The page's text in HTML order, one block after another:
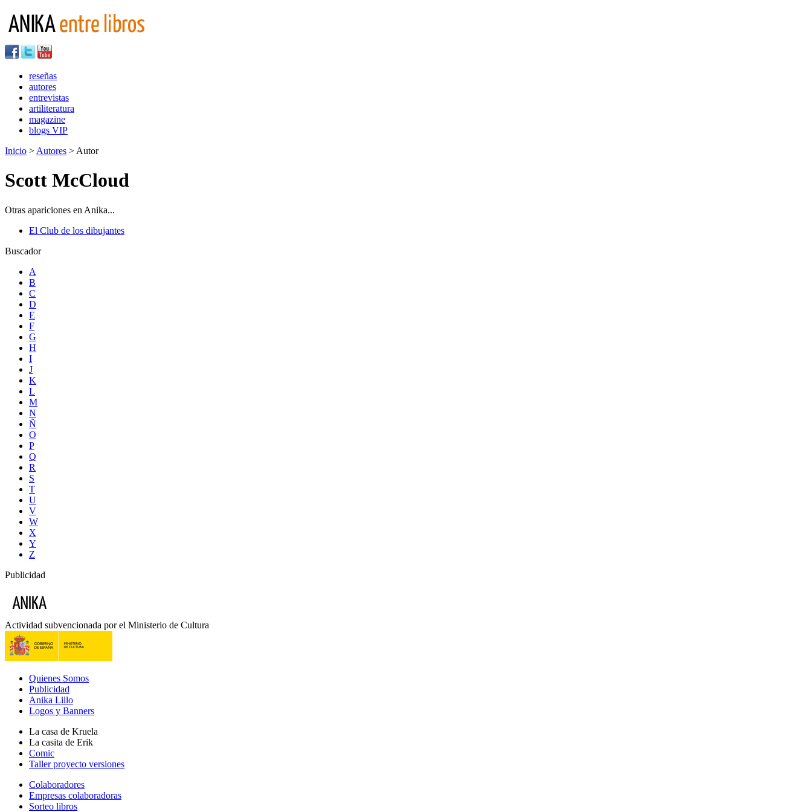
reseñas
autores
entrevistas
artiliteratura
magazine
blogs VIP
Inicio > Autores > Autor
Scott McCloud
Otras apariciones en Anika...
El Club de los dibujantes
Buscador
A
B
C
D
E
F
G
H
I
J
K
L
M
N
Ñ
O
P
Q
R
S
T
U
V
W
X
Y
Z
Publicidad
Actividad subvencionada por el Ministerio de Cultura
Quienes Somos
Publicidad
Anika Lillo
Logos y Banners
La casa de Kruela
La casita de Erik
Comic
Taller proyecto versiones
Colaboradores
Empresas colaboradoras
Sorteo libros